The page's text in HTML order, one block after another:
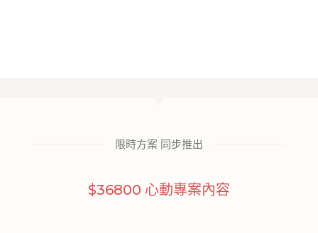
限時方案 同步推出
$36800 心動專案內容